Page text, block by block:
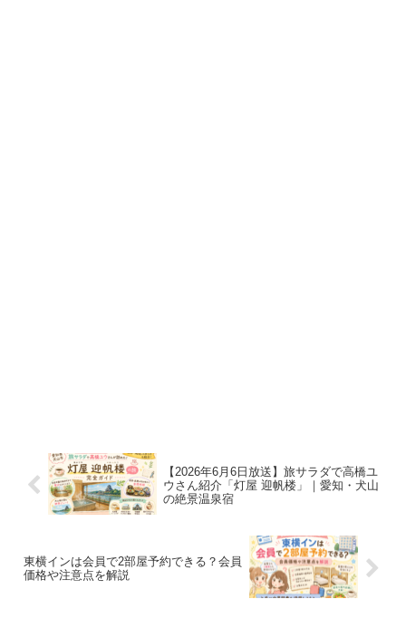
【2026年6月6日放送】旅サラダで高橋ユ
ウさん紹介「灯屋 迎帆楼」｜愛知・犬山
の絶景温泉宿
東横インは会員で2部屋予約できる？会員
価格や注意点を解説